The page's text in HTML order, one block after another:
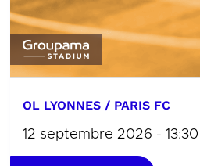
OL LYONNES / PARIS FC
12 septembre 2026 - 13:30